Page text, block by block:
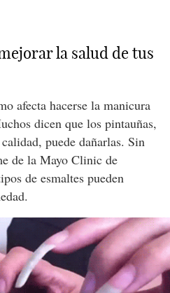
la salud de tus
afecta hacerse la manicura
dicen que los pintauñas,
puede dañarlas. Sin
de la Mayo Clinic de
de esmaltes pueden